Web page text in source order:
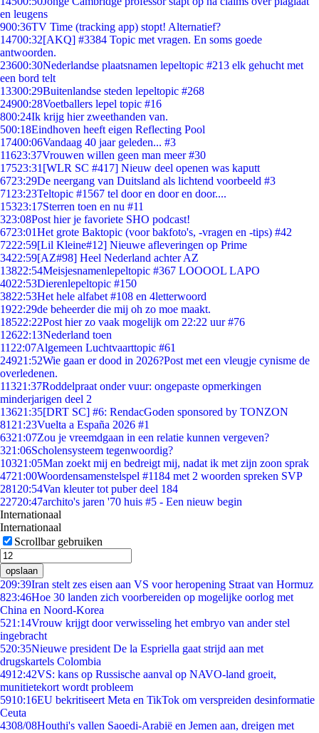
en leugens
900:36TV Time (tracking app) stopt! Alternatief?
14700:32[AKQ] #3384 Topic met vragen. En soms goede
antwoorden.
23600:30Nederlandse plaatsnamen lepeltopic #213 elk gehucht met
een bord telt
13300:29Buitenlandse steden lepeltopic #268
24900:28Voetballers lepel topic #16
800:24Ik krijg hier zweethanden van.
500:18Eindhoven heeft eigen Reflecting Pool
17400:06Vandaag 40 jaar geleden... #3
11623:37Vrouwen willen geen man meer #30
17523:31 [WLR SC #417] Nieuw deel openen was kaputt
6723:29De neergang van Duitsland als lichtend voorbeeld #3
71 23:23Teltopic #1567 tel door en door en door....
15323:17Sterren toen en nu #11
323:08Post hier je favoriete SHO podcast!
6723:01Het grote Baktopic (voor bakfoto's, -vragen en -tips) #42
7222:59[Lil Kleine#12] Nieuwe afleveringen op Prime
3422:59[AZ#98] Heel Nederland achter AZ
13822:54Meisjesnamenlepeltopic #367 LOOOOL LAPO
4022:53Dierenlepeltopic #150
3822:53Het hele alfabet #108 en 4letterwoord
1922:29de beheerder die mij oh zo moe maakt.
18522:22Post hier zo vaak mogelijk om 22:22 uur #76
12622:13Nederland toen
11 22:07Algemeen Luchtvaarttopic #61
24921:52Wie gaan er dood in 2026?Post met een vleugje cynisme de
overledenen.
11321:37Roddelpraat onder vuur: ongepaste opmerkingen
minderjarigen deel 2
13621:35[DRT SC] #6: RendacGoden sponsored by TONZON
81 21:23Vuelta a España 2026 #1
6321:07Zou je vreemdgaan in een relatie kunnen vergeven?
321:06Scholensysteem tegenwoordig?
10321:05Man zoekt mij en bedreigt mij, nadat ik met zijn zoon sprak
4721:00Woordensamenstelspel #1184 met 2 woorden spreken SVP
281 20:54Van kleuter tot puber deel 184
22720:47archito's jaren '70 huis #5 - Een nieuw begin
Internationaal
Internationaal
Scrollbar gebruiken
opslaan
209:39Iran stelt zes eisen aan VS voor heropening Straat van Hormuz
823:46Hoe 30 landen zich voorbereiden op mogelijke oorlog met
China en Noord-Korea
521:14Vrouw krijgt door verwisseling het embryo van ander stel
ingebracht
520:35Nieuwe president De la Espriella gaat strijd aan met
drugskartels Colombia
4912:42VS: kans op Russische aanval op NAVO-land groeit,
munitietekort wordt probleem
5910:16EU bekritiseert Meta en TikTok om verspreiden desinformatie
Ceuta
4308/08Houthi's vallen Saoedi-Arabië en Jemen aan, dreigen met